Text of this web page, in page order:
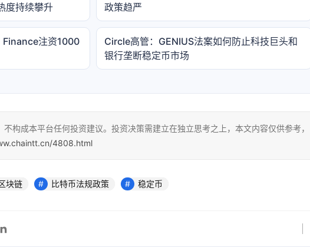
度持续攀升
政策趋严
Finance注资1000
Circle高管：GENIUS法案如何防止科技巨头和
银行垄断稳定币市场
构成本平台任何投资建议。投资决策需建立在独立思考之上，本文内容仅供参考，
4808.html
块链 比特币法规政策 稳定币